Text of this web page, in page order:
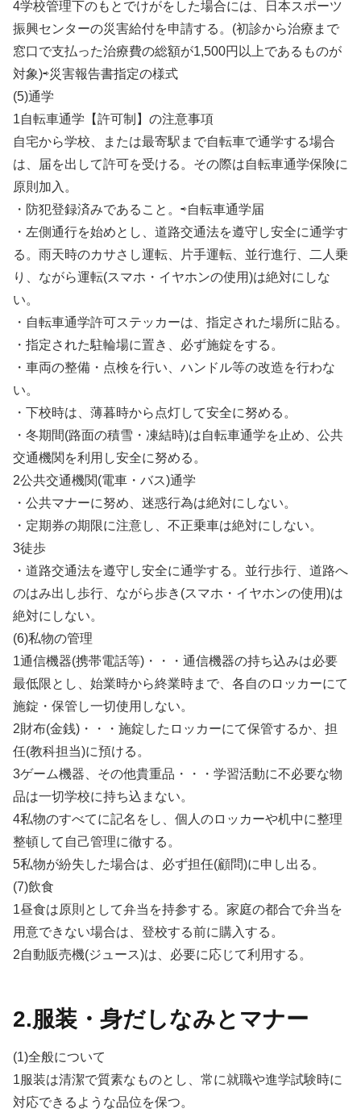
4学校管理下のもとでけがをした場合には、日本スポーツ
振興センターの災害給付を申請する。(初診から治療まで
窓口で支払った治療費の総額が1,500円以上であるものが
対象)⇨災害報告書指定の様式
(5)通学
1自転車通学【許可制】の注意事項
自宅から学校、または最寄駅まで自転車で通学する場合
は、届を出して許可を受ける。その際は自転車通学保険に
原則加入。
・防犯登録済みであること。⇨自転車通学届
・左側通行を始めとし、道路交通法を遵守し安全に通学す
る。雨天時のカサさし運転、片手運転、並行進行、二人乗
り、ながら運転(スマホ・イヤホンの使用)は絶対にしな
い。
・自転車通学許可ステッカーは、指定された場所に貼る。
・指定された駐輪場に置き、必ず施錠をする。
・車両の整備・点検を行い、ハンドル等の改造を行わな
い。
・下校時は、薄暮時から点灯して安全に努める。
・冬期間(路面の積雪・凍結時)は自転車通学を止め、公共
交通機関を利用し安全に努める。
2公共交通機関(電車・バス)通学
・公共マナーに努め、迷惑行為は絶対にしない。
・定期券の期限に注意し、不正乗車は絶対にしない。
3徒歩
・道路交通法を遵守し安全に通学する。並行歩行、道路へ
のはみ出し歩行、ながら歩き(スマホ・イヤホンの使用)は
絶対にしない。
(6)私物の管理
1通信機器(携帯電話等)・・・通信機器の持ち込みは必要
最低限とし、始業時から終業時まで、各自のロッカーにて
施錠・保管し一切使用しない。
2財布(金銭)・・・施錠したロッカーにて保管するか、担
任(教科担当)に預ける。
3ゲーム機器、その他貴重品・・・学習活動に不必要な物
品は一切学校に持ち込まない。
4私物のすべてに記名をし、個人のロッカーや机中に整理
整頓して自己管理に徹する。
5私物が紛失した場合は、必ず担任(顧問)に申し出る。
(7)飲食
1昼食は原則として弁当を持参する。家庭の都合で弁当を
用意できない場合は、登校する前に購入する。
2自動販売機(ジュース)は、必要に応じて利用する。
2.服装・身だしなみとマナー
(1)全般について
1服装は清潔で質素なものとし、常に就職や進学試験時に
対応できるような品位を保つ。